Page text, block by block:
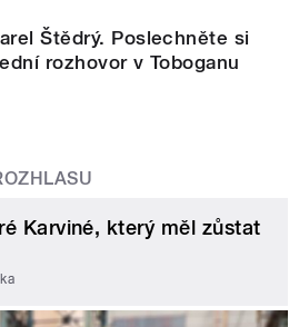
Štědrý. Poslechněte si
rozhovor v Toboganu
Karviné, který měl zůstat